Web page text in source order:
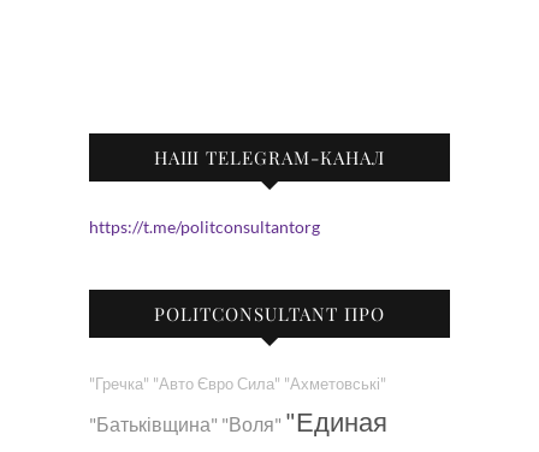
НАШ TELEGRAM-КАНАЛ
https://t.me/politconsultantorg
POLITCONSULTANT ПРО
"Гречка" "Авто Євро Сила" "Ахметовські"
"Батьківщина" "Воля" "Единая